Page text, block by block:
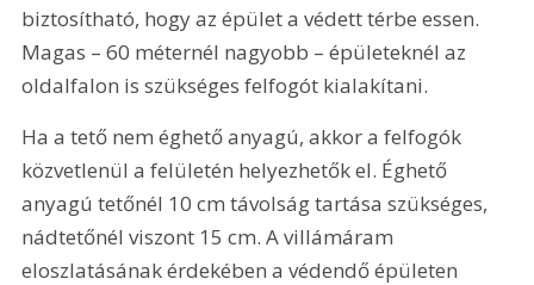
biztosítható, hogy az épület a védett térbe essen.
Magas – 60 méternél nagyobb – épületeknél az
oldalfalon is szükséges felfogót kialakítani.
Ha a tető nem éghető anyagú, akkor a felfogók
közvetlenül a felületén helyezhetők el. Éghető
anyagú tetőnél 10 cm távolság tartása szükséges,
nádtetőnél viszont 15 cm. A villámáram
eloszlatásának érdekében a védendő épületen